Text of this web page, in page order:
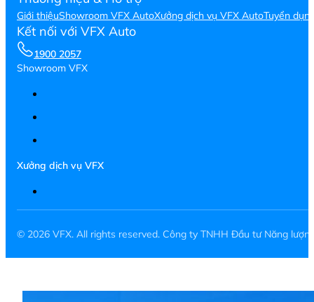
Giới thiệuShowroom VFX AutoXưởng dịch vụ VFX AutoTuyển
Kết nối với VFX Auto
1900 2057
Showroom VFX
Xưởng dịch vụ VFX
© 2026 VFX. All rights reserved. Công ty TNHH Đầu tư Năng